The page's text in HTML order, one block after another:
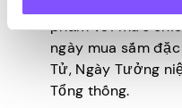
phẩm với mức
ngày mua sắm
Tử, Ngày Tưởng
Tổng thống.